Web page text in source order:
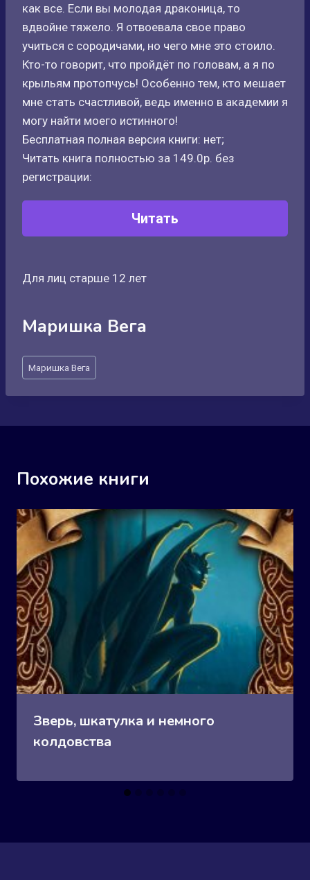
как все. Если вы молодая драконица, то
вдвойне тяжело. Я отвоевала свое право
учиться с сородичами, но чего мне это стоило.
Кто-то говорит, что пройдёт по головам, а я по
крыльям протопчусь! Особенно тем, кто мешает
мне стать счастливой, ведь именно в академии я
могу найти моего истинного!
Бесплатная полная версия книги: нет;
Читать книга полностью за 149.0р. без
регистрации:
Читать
Для лиц старше 12 лет
Маришка Вега
Метки
записи:
Маришка Вега
Похожие книги
Зверь, шкатулка и немного
колдовства